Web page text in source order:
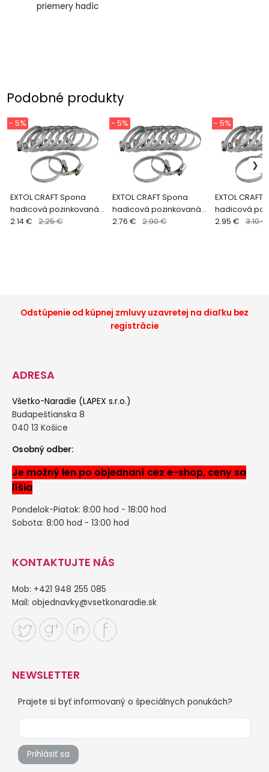
priemery hadíc
Podobné produkty
EXTOL CRAFT Spona
hadicová pozinkovaná
10ks, 16-28mm 70503
- 5%
2.14 € 2.25 €
EXTOL CRAFT Spona
hadicová pozinkovaná
10ks, 40-60mm 70507
- 5%
2.76 € 2.90 €
EXTOL CRAFT
hadicová
10ks, 50-
- 5%
2.95 € 3.10 €
Odstúpenie od kúpnej zmluvy uzavretej na diaľku bez
registrácie
ADRESA
Všetko-Naradie (LAPEX s.r.o.)
Budapeštianska 8
040 13 Košice
Osobný odber:
Je možný len po objednaní cez e-shop, ceny sa
líšia
Pondelok-Piatok: 8:00 hod - 18:00 hod
Sobota: 8:00 hod - 13:00 hod
KONTAKTUJTE NÁS
Mob: +421 948 255 085
Mail: objednavky@vsetkonaradie.sk
NEWSLETTER
Prajete si byť informovaný o špeciálnych ponukách?
Prihlásiť sa